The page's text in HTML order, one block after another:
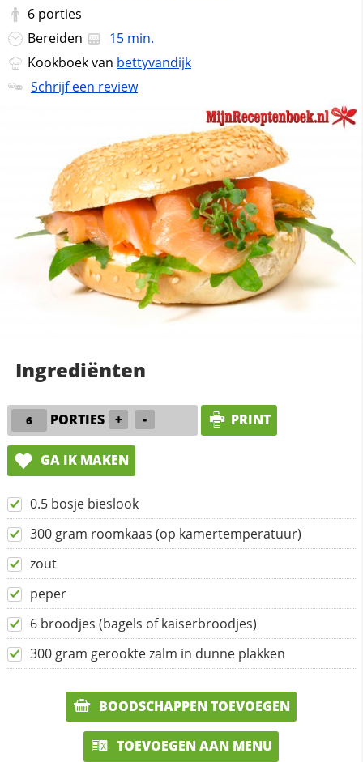
6 porties
Bereiden
15 min.
Kookboek van bettyvandijk
Schrijf een review
Ingrediënten
PORTIES + - PRINT
GA IK MAKEN
0.5 bosje bieslook
300 gram roomkaas (op kamertemperatuur)
zout
peper
6 broodjes (bagels of kaiserbroodjes)
300 gram gerookte zalm in dunne plakken
BOODSCHAPPEN TOEVOEGEN
TOEVOEGEN AAN MENU